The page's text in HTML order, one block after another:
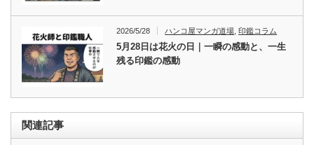
2026/5/28 ハンコ屋マンガ道場 ,印鑑コラム
5月28日は花火の日｜一瞬の感動と、一生
残る印鑑の感動
関連記事